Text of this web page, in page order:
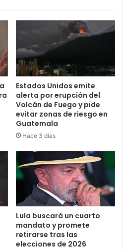
Estados Unidos emite
alerta por erupción del
Volcán de Fuego y pide
evitar zonas de riesgo en
Guatemala
Hace 3 días
Lula buscará un cuarto
mandato y promete
retirarse tras las
elecciones de 2026